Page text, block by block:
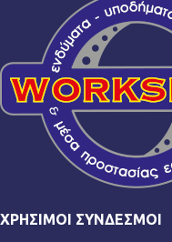
ΧΡΉΣΙΜΟΙ ΣΎΝΔΕΣΜΟΙ